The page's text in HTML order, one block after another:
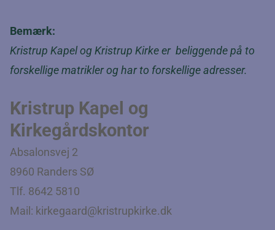
Bemærk:
Kristrup Kapel og Kristrup Kirke er beliggende på to
forskellige matrikler og har to forskellige adresser.
Kristrup Kapel og
Kirkegårdskontor
Absalonsvej 2
8960 Randers SØ
Tlf. 8642 5810
Mail: kirkegaard@kristrupkirke.dk